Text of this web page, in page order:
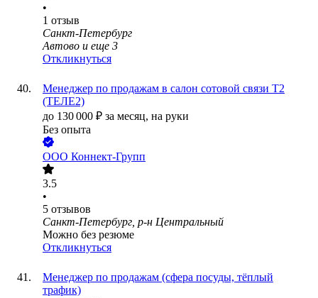
•
1 отзыв
Санкт-Петербург
Автово и еще 3
Откликнуться
Менеджер по продажам в салон сотовой связи Т2
(ТЕЛЕ2)
до 130 000 ₽ за месяц, на руки
Без опыта
ООО Коннект-Групп
3.5
•
5 отзывов
Санкт-Петербург, р-н Центральный
Можно без резюме
Откликнуться
Менеджер по продажам (сфера посуды, тёплый
трафик)